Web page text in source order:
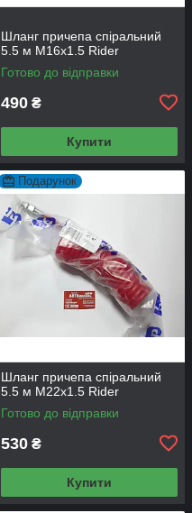
Шланг причепа спіральний
5.5 м М16x1.5 Rider
Готово до відправки
490 ₴
Купити
Подарунок
Шланг причепа спіральний
5.5 м М22x1.5 Rider
Готово до відправки
530 ₴
Купити